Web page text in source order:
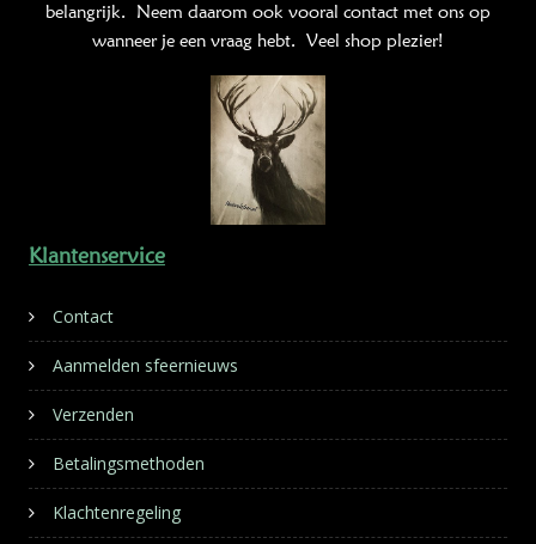
belangrijk. Neem daarom ook vooral contact met ons op
wanneer je een vraag hebt. Veel shop plezier!
Klantenservice
Contact
Aanmelden sfeernieuws
Verzenden
Betalingsmethoden
Klachtenregeling